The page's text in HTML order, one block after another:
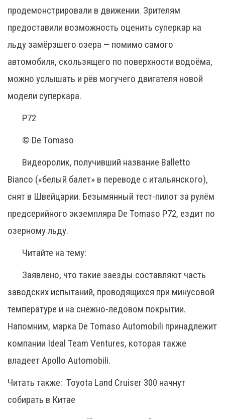
продемонстрировали в движении. Зрителям
предоставили возможность оценить суперкар на
льду замёрзшего озера — помимо самого
автомобиля, скользящего по поверхности водоёма,
можно услышать и рёв могучего двигателя новой
модели суперкара.
P72
© De Tomaso
Видеоролик, получивший название Balletto
Bianco («белый балет» в переводе с итальянского),
снят в Швейцарии. Безымянный тест-пилот за рулём
предсерийного экземпляра De Tomaso P72, ездит по
озерному льду.
Читайте на тему:
Заявлено, что такие заезды составляют часть
заводских испытаний, проводящихся при минусовой
температуре и на снежно-ледовом покрытии.
Напомним, марка De Tomaso Automobili принадлежит
компании Ideal Team Ventures, которая также
владеет Apollo Automobili.
Читать также: Toyota Land Cruiser 300 начнут
собирать в Китае